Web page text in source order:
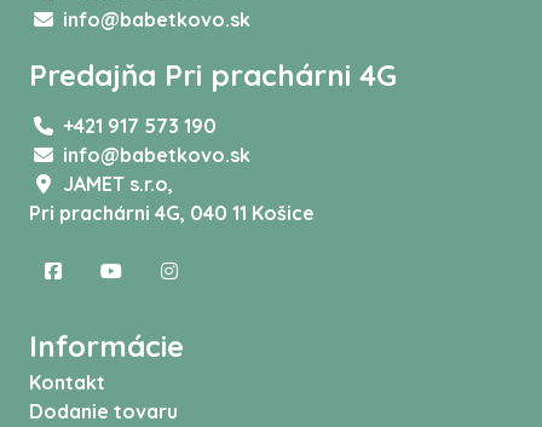
info@babetkovo.sk
Predajňa Pri prachárni 4G
+421 917 573 190
info@babetkovo.sk
JAMET s.r.o,
Pri prachárni 4G, 040 11 Košice
Informácie
Kontakt
Dodanie tovaru